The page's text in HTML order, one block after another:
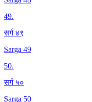
49.
सर्ग ४९
Sarga 49
50.
सर्ग ५०
Sarga 50